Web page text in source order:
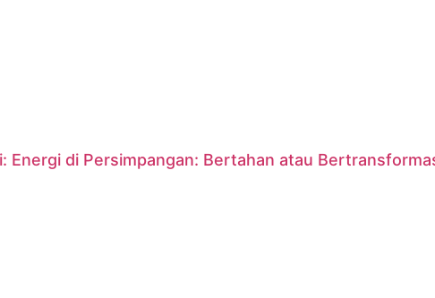
Energi di Persimpangan: Bertahan atau